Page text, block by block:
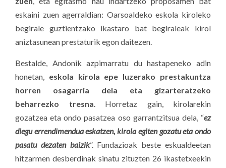
eskaini zuen agerraldian: Oarsoaldeko eskola kiroleko
begirale guztientzako ikastaro bat begiraleak kirol
aniztasunean prestaturik egon daitezen.
Bestalde, Andonik azpimarratu du hastapeneko adin
honetan, eskola kirola epe luzerako prestakuntza
horren osagarria dela eta gizarteratzeko
beharrezko tresna. Horretaz gain, kirolarekin
gozatzea eta ondo pasatzea oso garrantzitsua dela, “ez
diegu errendimendua eskatzen, kirola egiten gozatu eta ondo
pasatu dezaten baizik”. Fundazioak beste eskualdeetan
hitzarmen desberdinak sinatu zituzten 26 ikastetxeekin